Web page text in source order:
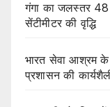
गंगा का जलस्तर
सेंटीमीटर की वृद्धि
भारत सेवा आश्रम
प्रशासन की